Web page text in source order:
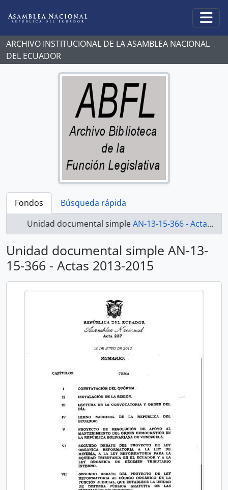
ARCHIVO INSTITUCIONAL DE LA ASAMBLEA NACIONAL
DEL ECUADOR
Fondos
Búsqueda rápida
Unidad documental simpleAN-13-15-366 - Actas 2013-2015
Unidad documental simple AN-13-
15-366 - Actas 2013-2015